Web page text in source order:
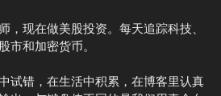
，现在做美股投资。每天追踪科技、
市和加密货币。
试错，在生活中积累，在博客里认真